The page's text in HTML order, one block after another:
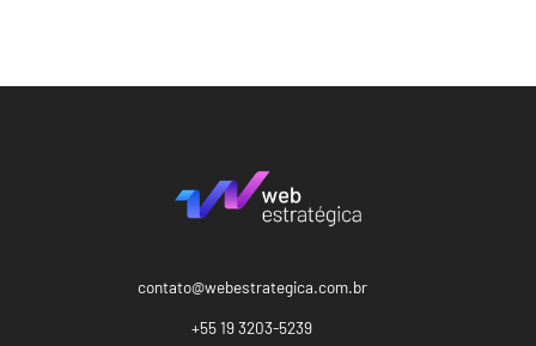
contato@webestrategica.com.br
+55 19 3203-5239